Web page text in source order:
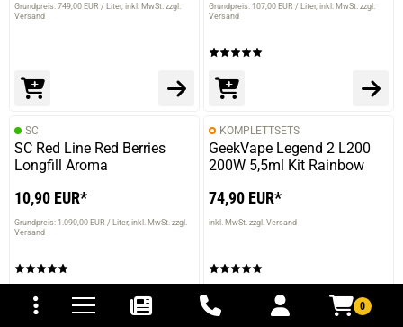
0
und Versandkosten
Grundpreis: 749,00 EUR / Liter inkl. MwSt. zzgl.
Versand
Grundpreis: 107,00 EUR / Liter inkl. MwSt. zzgl.
Versand
SC
SC Red Line Red Berries
Longfill Aroma
10,90 EUR*
Grundpreis: 1.090,00 EUR / Liter inkl. MwSt. zzgl.
Versand
KOMPLETTSETS
GeekVape Legend 2 L200
200W 5,5ml Kit Rainbow
74,90 EUR*
inkl. MwSt. zzgl. Versand